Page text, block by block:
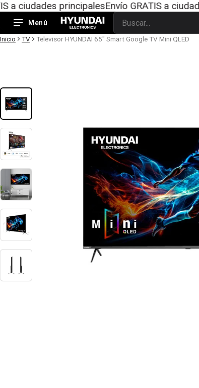
principalesEnvío GRATIS a ciudades
Menú
Buscar
Inicio TV Televisor HYUNDAI 65" Smart Google TV Mini QLED
del producto